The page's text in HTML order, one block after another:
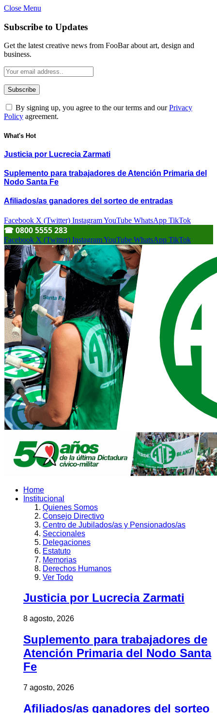
Close Menu
Subscribe to Updates
Get the latest creative news from FooBar about art, design and
business.
By signing up, you agree to the our terms and ourPrivacy
Policy agreement.
What's Hot
Justicia por Lucrecia Zarmati
Suplemento para trabajadores de Atención Primaria del
Nodo Santa Fe
Afiliados/as ganadores del sorteo de entradas
Facebook X (Twitter) InstagramYouTube WhatsApp TikTok
☎︎ 0800 5555 283
Facebook X (Twitter) InstagramYouTube WhatsApp TikTok
Home
Institucional
Quienes Somos
Consejo Directivo
Centro de Jubilados/as y Pensionados/as
Seccionales
Delegaciones
Estatuto
Memorias
Derechos Humanos
Ver Todo
Justicia por Lucrecia Zarmati
8 agosto, 2026
Suplemento para trabajadores de
Atención Primaria del Nodo Santa
Fe
7 agosto, 2026
Afiliados/as ganadores del sorteo